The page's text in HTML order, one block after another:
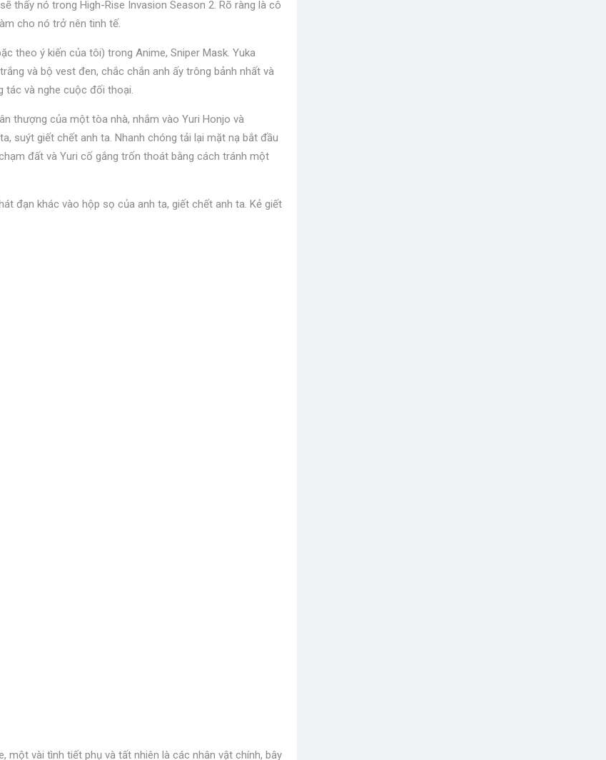
thấy nó trong High-Rise Invasion Season 2. Rõ ràng là cô
cho nó trở nên tinh tế.
theo ý kiến ​​​​của tôi) trong Anime, Sniper Mask. Yuka
và bộ vest đen, chắc chắn anh ấy trông bảnh nhất và
và nghe cuộc đối thoại.
thượng của một tòa nhà, nhắm vào Yuri Honjo và
suýt giết chết anh ta. Nhanh chóng tải lại mặt nạ bắt đầu
đất và Yuri cố gắng trốn thoát bằng cách tránh một
đạn khác vào hộp sọ của anh ta, giết chết anh ta. Kẻ giết
một vài tình tiết phụ và tất nhiên là các nhân vật chính, bây